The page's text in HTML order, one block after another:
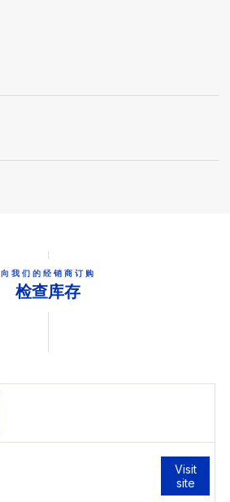
向我们的经销商订购
检查库存